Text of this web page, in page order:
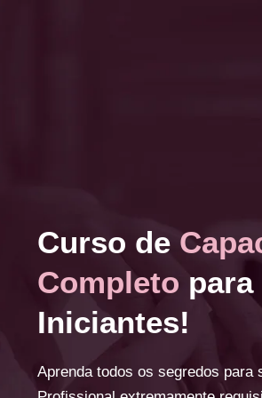
Curso de
Completo
Iniciantes!
Aprenda todos os segredos para